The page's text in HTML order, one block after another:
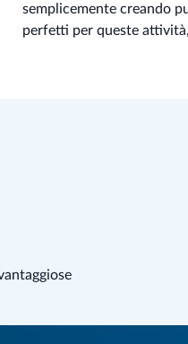
semplicemente creando
perfetti per queste